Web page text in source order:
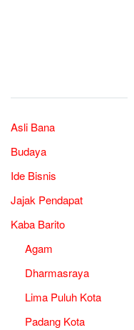
Asli Bana
Budaya
Ide Bisnis
Jajak Pendapat
Kaba Barito
Agam
Dharmasraya
Lima Puluh Kota
Padang Kota